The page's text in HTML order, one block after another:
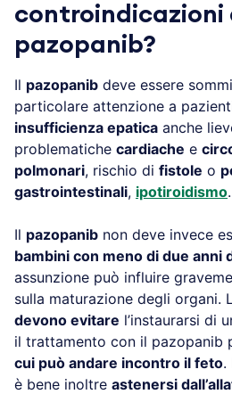
controindicazioni
pazopanib?
Il pazopanib deve essere
particolare attenzione a
insufficienza epatica anche
problematiche cardiache e
polmonari, rischio di fistole o
gastrointestinali, ipotiroidismo.
Il pazopanib non deve invece
bambini con meno di due anni
assunzione può influire
sulla maturazione degli organi.
devono evitare l’instaurarsi di
il trattamento con il pazopanib
cui può andare incontro il feto.
è bene inoltre astenersi